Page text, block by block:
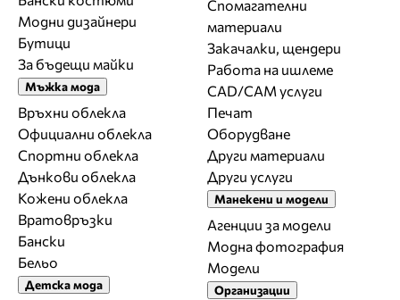
Модни дизайнери
Бутици
За бъдещи майки
Мъжка мода
Връхни облекла
Официални облекла
Спортни облекла
Дънкови облекла
Кожени облекла
Вратовръзки
Бански
Бельо
Детска мода
Спомагателни
материали
Закачалки, щендери
Работа на ишлеме
CAD/CAM услуги
Печат
Оборудване
Други материали
Други услуги
Манекени и модели
Агенции за модели
Модна фотография
Модели
Организации